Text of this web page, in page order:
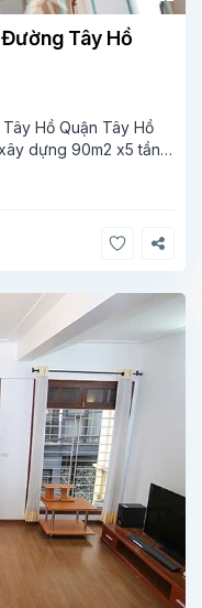
Tây Hồ
Hồ Quận Tây Hồ
dựng 90m2 x5 tầng,
làm việc,2 phòng
3,2 phòng